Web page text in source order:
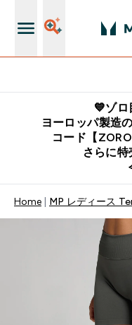
💙ゾロ
ヨーロッパ製造
コード【
さらに
Home MP レディース